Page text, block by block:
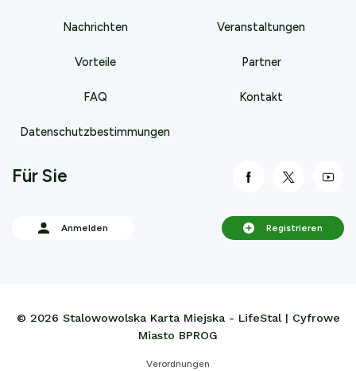
Nachrichten Veranstaltungen
Vorteile Partner
FAQ Kontakt
Datenschutzbestimmungen
link otwiera się
link
Für Sie
Anmelden Registrieren
© 2026 Stalowowolska Karta Miejska - LifeStal | Cyfrowe
Miasto BPROG
Verordnungen